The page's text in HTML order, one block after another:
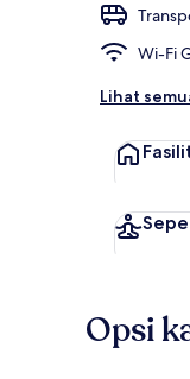
Wi-Fi
Lihat
Opsi